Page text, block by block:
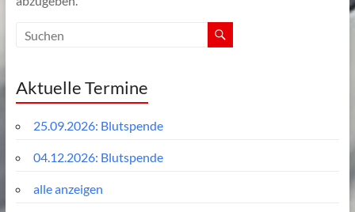
Aktuelle Termine
25.09.2026: Blutspende
04.12.2026: Blutspende
alle anzeigen